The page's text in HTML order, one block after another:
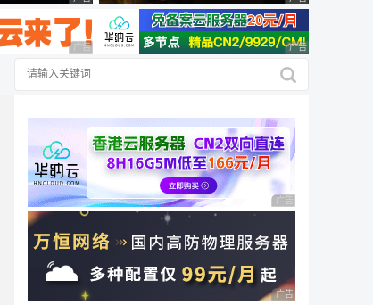
广告 商业广告，理性选择 广告 商业广告，理
广告 商业广告，理性
广告 商业广告，理性